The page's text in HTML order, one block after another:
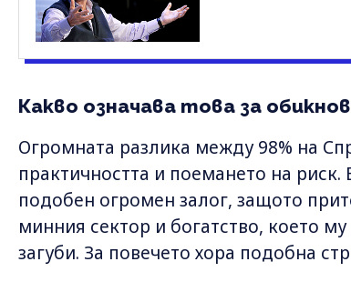
Какво означава това за
Огромната разлика между 98% на
практичността и поемането на
подобен огромен залог, защото
минния сектор и богатство, което
загуби. За повечето хора подобна